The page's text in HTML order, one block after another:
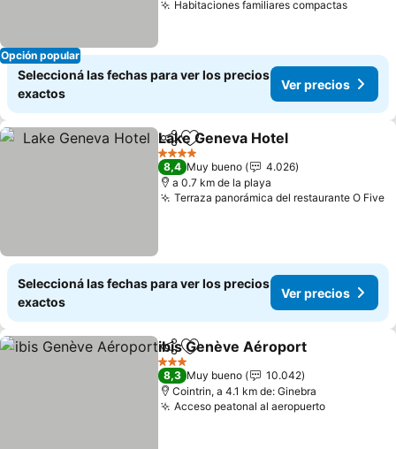
Opción popular
Habitaciones familiares compactas
Seleccioná las fechas para ver los precios
exactos
Ver precios
CompartirAñadir a favoritos
Lake Geneva Hotel
4 Estrellas
8,4 Muy bueno
4.026
a 0.7 km de la playa
Terraza panorámica del restaurante O Five
Seleccioná las fechas para ver los precios
exactos
Ver precios
CompartirAñadir a favoritos
ibis Genève Aéroport
3 Estrellas
8,3 Muy bueno
10.042
Cointrin, a 4.1 km de: Ginebra
Acceso peatonal al aeropuerto